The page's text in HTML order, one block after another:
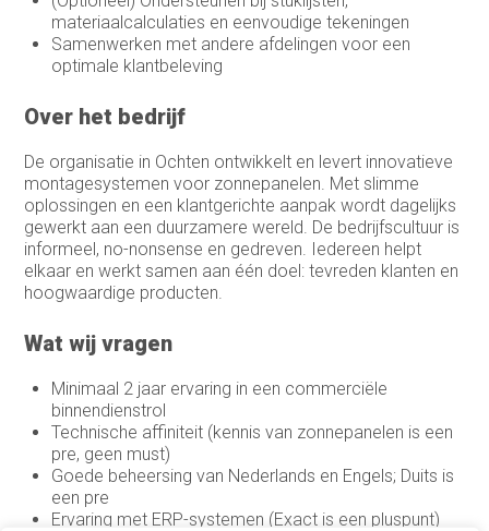
materiaalcalculaties en eenvoudige tekeningen
Samenwerken met andere afdelingen voor een
optimale klantbeleving
Over het bedrijf
De organisatie in Ochten ontwikkelt en levert innovatieve
montagesystemen voor zonnepanelen. Met slimme
oplossingen en een klantgerichte aanpak wordt dagelijks
gewerkt aan een duurzamere wereld. De bedrijfscultuur is
informeel, no-nonsense en gedreven. Iedereen helpt
elkaar en werkt samen aan één doel: tevreden klanten en
hoogwaardige producten.
Wat wij vragen
Minimaal 2 jaar ervaring in een commerciële
binnendienstrol
Technische affiniteit (kennis van zonnepanelen is een
pre, geen must)
Goede beheersing van Nederlands en Engels; Duits is
een pre
Ervaring met ERP-systemen (Exact is een pluspunt)